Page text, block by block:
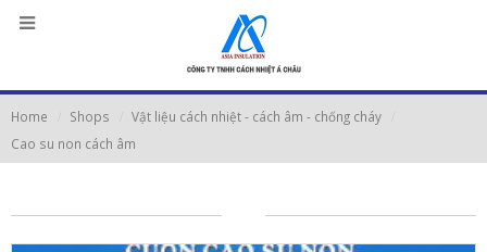
Home Shops
Vật liệu cách nhiệt - cách âm - chống cháy
Cao su non cách âm